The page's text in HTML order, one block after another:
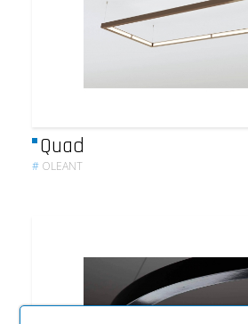
Quad
# OLEANT